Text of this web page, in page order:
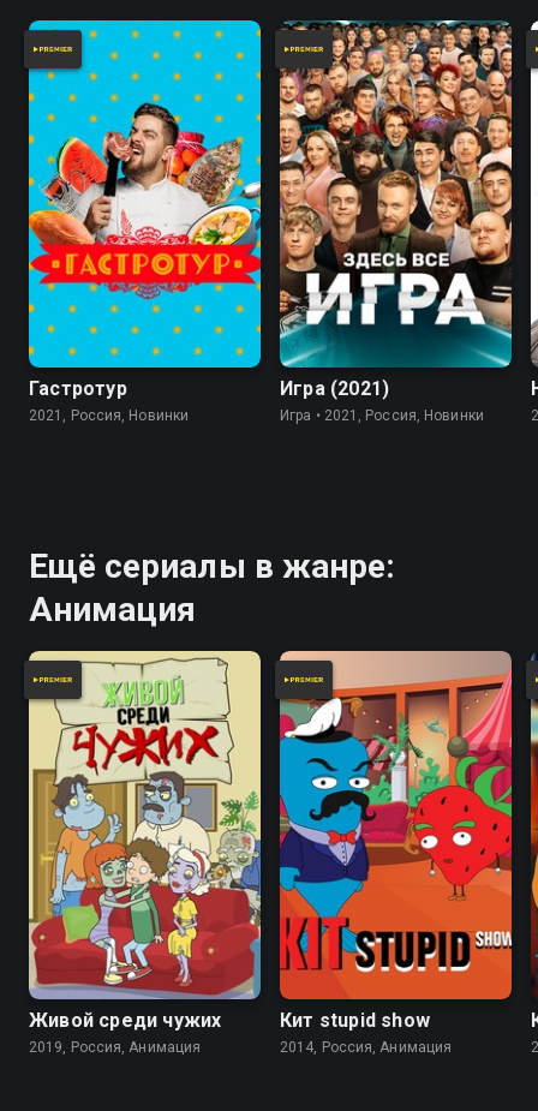
Гастротур
2021, Россия, Новинки
7.8
Игра (2021)
Игра • 2021, Россия, Новинки
Ещё сериалы в жанре:
Анимация
Живой среди чужих
2019, Россия, Анимация
Кит stupid show
2014, Россия, Анимация